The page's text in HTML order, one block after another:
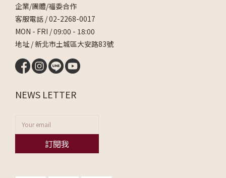
企業/團體/福委合作
客服電話 /02-2268-0017
MON - FRI / 09:00 - 18:00
地址 / 新北市土城區大安路83號
NEWS LETTER
訂閱我